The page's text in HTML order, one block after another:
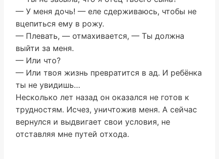
— У меня дочь! — еле сдерживаюсь, чтобы не
вцепиться ему в рожу.
— Плевать, — отмахивается, — Ты должна
выйти за меня.
— Или что?
— Или твоя жизнь превратится в ад. И ребёнка
ты не увидишь…
Несколько лет назад он оказался не готов к
трудностям. Исчез, уничтожив меня. А сейчас
вернулся и выдвигает свои условия, не
отставляя мне путей отхода.